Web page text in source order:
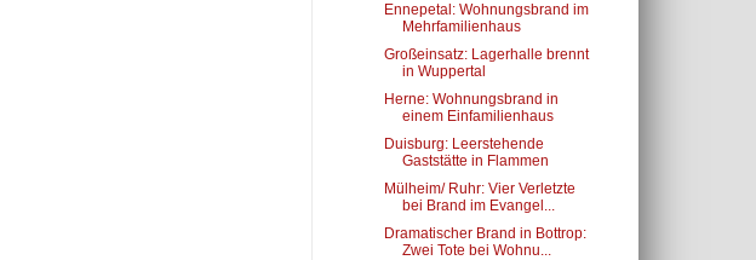
Ennepetal: Wohnungsbrand im
Mehrfamilienhaus
Großeinsatz: Lagerhalle brennt
in Wuppertal
Herne: Wohnungsbrand in
einem Einfamilienhaus
Duisburg: Leerstehende
Gaststätte in Flammen
Mülheim/ Ruhr: Vier Verletzte
bei Brand im Evangel...
Dramatischer Brand in Bottrop:
Zwei Tote bei Wohnu...